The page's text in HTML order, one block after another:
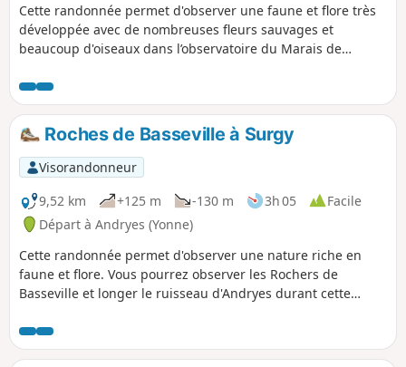
Cette randonnée permet d'observer une faune et flore très
développée avec de nombreuses fleurs sauvages et
beaucoup d'oiseaux dans l’observatoire du Marais de
Roches de Basseville à Surgy
Visorandonneur
9,52 km
+125 m -130 m 3h 05
Facile
Départ à Andryes (Yonne)
Cette randonnée permet d'observer une nature riche en
faune et flore. Vous pourrez observer les Rochers de
Basseville et longer le ruisseau d'Andryes durant cette
observer les alouettes dans les champs.